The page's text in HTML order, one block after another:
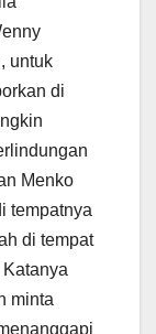
untuk
di
Menko
tempatnya
di tempat
Katanya
minta